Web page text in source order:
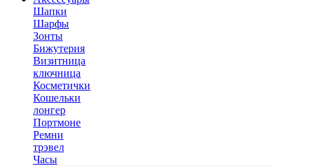
Шапки
Шарфы
Зонты
Бижутерия
Визитница
ключница
Косметички
Кошельки
лонгер
Портмоне
Ремни
трэвел
Часы